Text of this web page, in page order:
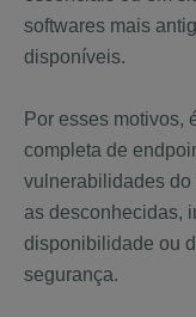
softwares mais
disponíveis.
Por esses motivos,
completa de
vulnerabilidades do
as desconhecidas,
disponibilidade ou
segurança.